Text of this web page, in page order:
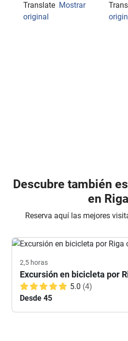
Translate Mostrar
original
Descubre también
en Riga
Reserva aquí las mejores
2,5 horas
Excursión en bicicleta por
5.0 (4)
Desde 45